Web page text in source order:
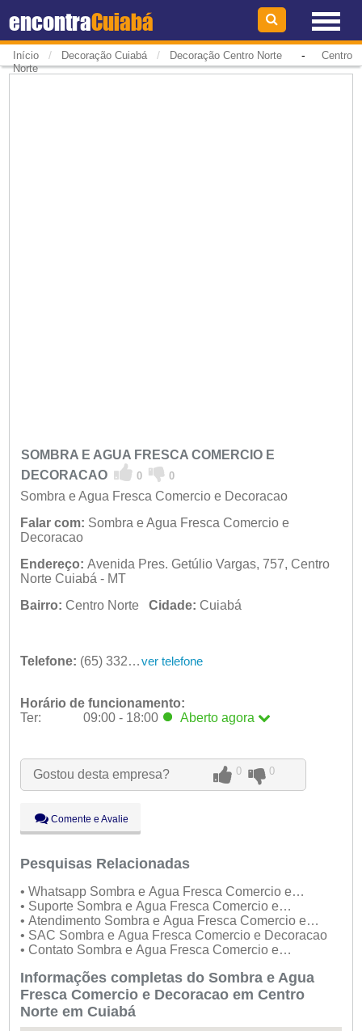
encontraCuiabá
Início / Decoração Cuiabá / Decoração Centro Norte- Centro
Norte
SOMBRA E AGUA FRESCA COMERCIO E
DECORACAO
0 0
Sombra e Agua Fresca Comercio e Decoracao
Falar com: Sombra e Agua Fresca Comercio e
Decoracao
Endereço: Avenida Pres. Getúlio Vargas, 757, Centro
Norte Cuiabá - MT
Bairro: Centro Norte Cidade: Cuiabá
Telefone: (65) 3322-7427 ver telefone
Horário de funcionamento:
Ter:
09:00 - 18:00 Aberto agora
Ter:
09:00 - 18:00 Abertoagora
Qua:
09:00 - 18:00
Sex:
09:00 - 18:00
Sáb:
Fechado
Dom:
Fechado
Gostou desta empresa? 0 0
Comente e Avalie
Pesquisas Relacionadas
• Whatsapp Sombra e Agua Fresca Comercio e
Decoracao
• Suporte Sombra e Agua Fresca Comercio e
Decoracao
• Atendimento Sombra e Agua Fresca Comercio e
Decoracao
• SAC Sombra e Agua Fresca Comercio e Decoracao
• Contato Sombra e Agua Fresca Comercio e
Informações completas do Sombra e Agua
Fresca Comercio e Decoracao em Centro
Norte em Cuiabá